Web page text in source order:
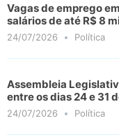
Vagas de emprego
salários de até R$ 8
24/07/2026 Política
Assembleia
entre os dias 24 e 31
24/07/2026 Política